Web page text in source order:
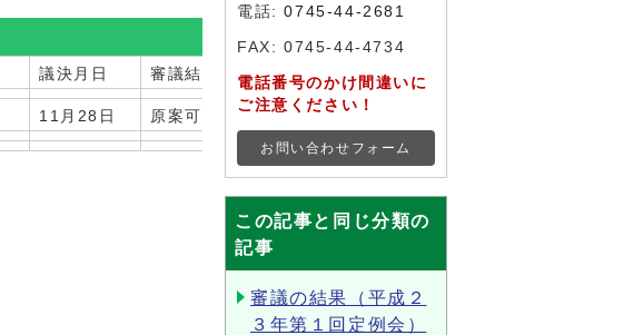
議決月日 審議結果
11月28日 原案可決
電話:0745-44-2681
FAX: 0745-44-4734
電話番号のかけ間違いに
ご注意ください！
お問い合わせフォーム
この記事と同じ分類の
記事
審議の結果（平成２
３年第１回定例会）